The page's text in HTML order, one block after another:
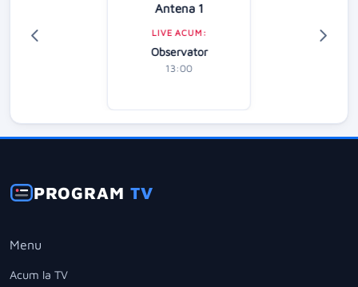
Antena 1
LIVE ACUM:
Observator
13:00
PROGRAMTV
Menu
Acum la TV